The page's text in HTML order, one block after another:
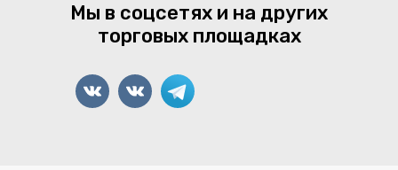
Мы в соцсетях и на других
торговых площадках